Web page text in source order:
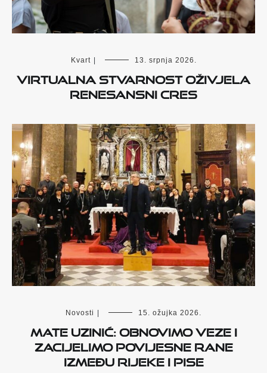
Kvart | 13. srpnja 2026.
Virtualna stvarnost oživjela
renesansni Cres
Novosti | 15. ožujka 2026.
Mate Uzinić: Obnovimo veze i
zacijelimo povijesne rane
između Rijeke i Pise